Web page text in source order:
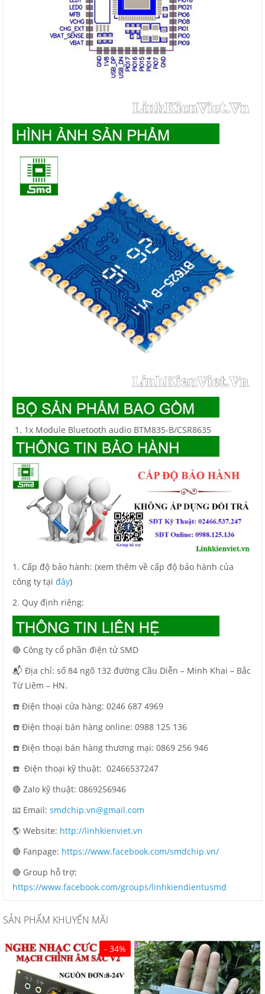
1x Module Bluetooth audio BTM835-B/CSR8635
1. Cấp độ bảo hành: (xem thêm về cấp độ bảo hành của
công ty tại đây)
2. Quy định riêng:
🔴 Công ty cổ phần điện tử SMD
📬 Địa chỉ: số 84 ngõ 132 đường Cầu Diễn – Minh Khai – Bắc
Từ Liêm – HN.
☎️ Điện thoại cửa hàng: 0246 687 4969
☎️ Điện thoại bán hàng online: 0988 125 136
☎️ Điện thoại bán hàng thương mại: 0869 256 946
☎️ Điện thoại kỹ thuật: 02466537247
🔴 Zalo kỹ thuật: 0869256946
📧 Email: smdchip.vn@gmail.com
🌎 Website: http://linhkienviet.vn
🔴 Fanpage: https://www.facebook.com/smdchip.vn/
🔴 Group hỗ trợ:
https://www.facebook.com/groups/linhkiendientusmd
SẢN PHẨM KHUYẾN MÃI
- 34%